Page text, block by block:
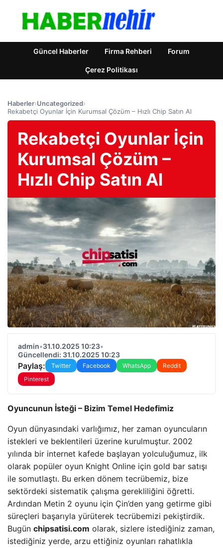
Güncel Haberler Firma Rehberi Forum
Çerez Politikası
Haberler›Uncategorized›
Rekabetçi Oyunlar İçin Kurumsal Çözüm – Hızlı Chip Satın Al
Rekabetçi Oyunlar İçin
Kurumsal Çözüm –
Hızlı Chip Satın Al
admin•31.10.2025 10:23•
Güncellendi: 31.10.2025 10:23
Paylaş: Twitter Facebook WhatsApp
Reddit
Pinterest
Oyuncunun İsteği – Bizim Temel Hedefimiz
Oyun dünyasındaki varlığımız, her zaman oyuncuların
istekleri ve beklentileri üzerine kurulmuştur. 2002
yılında bir internet kafede başlayan yolculuğumuz, ilk
olarak popüler oyun Knight Online için gold bar satışı
ile somutlaştı. Bu erken dönem tecrübemiz, bize
sektördeki sistematik çalışma gerekliliğini öğretti.
Ardından Metin 2 oyunu için Çin’den yang getirme gibi
süreçleri başarıyla yürüterek tecrübemizi pekiştirdik.
Bugün chipsatisi.com olarak, sizlere istediğiniz zaman,
istediğiniz yerde, arzu ettiğiniz oyunları rahatlıkla